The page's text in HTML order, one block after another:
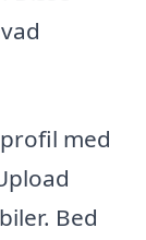
med
Bed